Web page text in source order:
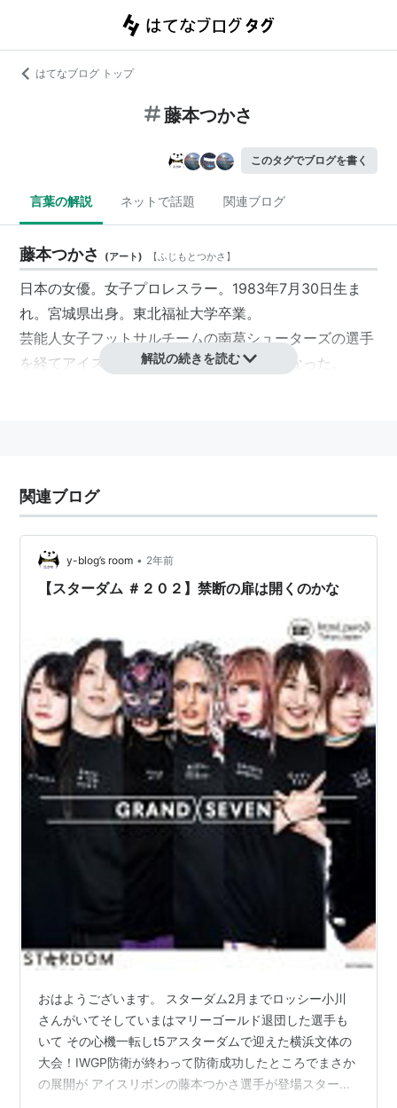
はてなブログ トップ
藤本つかさ
このタグでブログを書く
言葉の解説 ネットで話題 関連ブログ
藤本つかさ (アート) 【ふじもとつかさ 】
日本の女優。女子プロレスラー。1983年7月30日生ま
れ。宮城県出身。東北福祉大学卒業。
芸能人女子フットサルチームの南葛シューターズの選手
を経てアイスリボンで女子プロレスラーとなった。
解説の続きを読む
関連ブログ
y-blog’s room • 2年前
【スターダム ＃２０２】禁断の扉は開くのかな
おはようございます。 スターダム2月までロッシー小川
さんがいてそしていまはマリーゴールド退団した選手も
いて その心機一転しt5アスターダムで迎えた横浜文体の
大会！IWGP防衛が終わって防衛成功したところでまさか
の展開が アイスリボンの藤本つかさ選手が登場スターダ